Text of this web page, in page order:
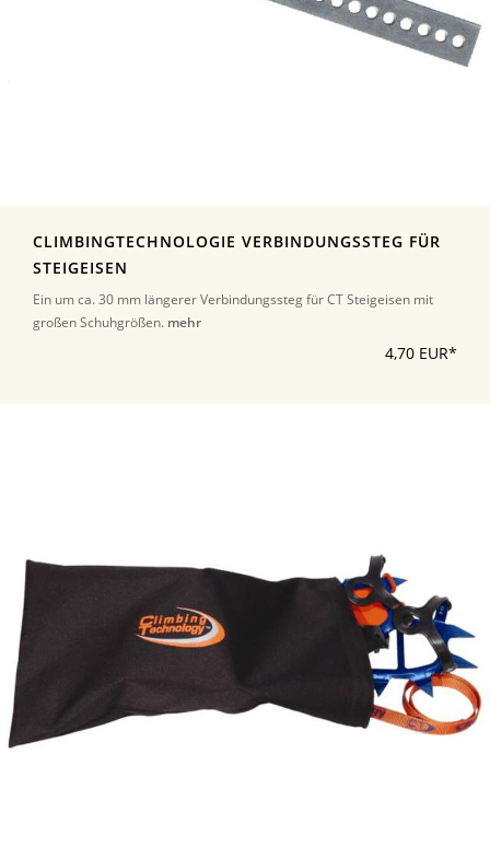
CLIMBINGTECHNOLOGIE VERBINDUNGSSTEG FÜR
STEIGEISEN
Ein um ca. 30 mm längerer Verbindungssteg für CT Steigeisen mit
großen Schuhgrößen. mehr
4,70 EUR*